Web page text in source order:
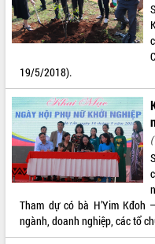
THỐNG KÊ TRUY CẬP
Tất cả: 66030702
19/5/2018).
Tham dự có bà H’Yim Kđoh
ngành, doanh nghiệp, các tổ